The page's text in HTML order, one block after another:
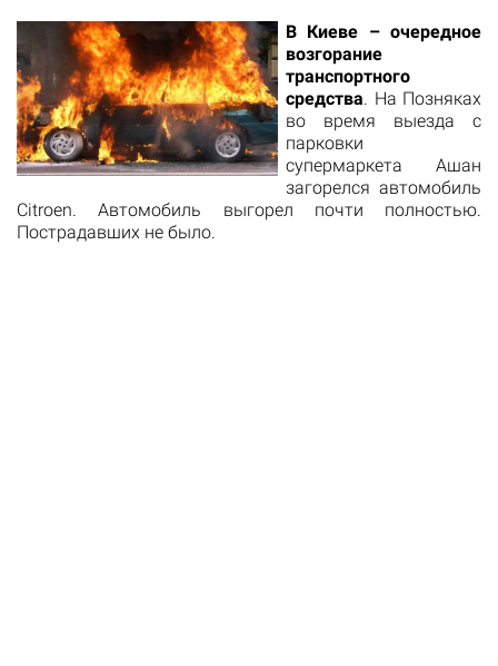
В Киеве – очередное
возгорание
транспортного
средства. На Позняках
во время выезда с
парковки
супермаркета Ашан
загорелся автомобиль
Citroen. Автомобиль выгорел почти полностью.
Пострадавших не было.